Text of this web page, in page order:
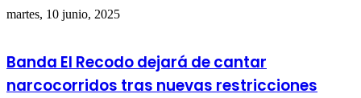
martes, 10 junio, 2025
Banda El Recodo dejará de cantar
narcocorridos tras nuevas restricciones